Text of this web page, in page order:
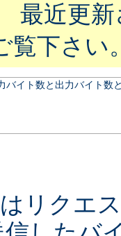
最近更
覧下さい
バイト数と出力バイト数
リクエ